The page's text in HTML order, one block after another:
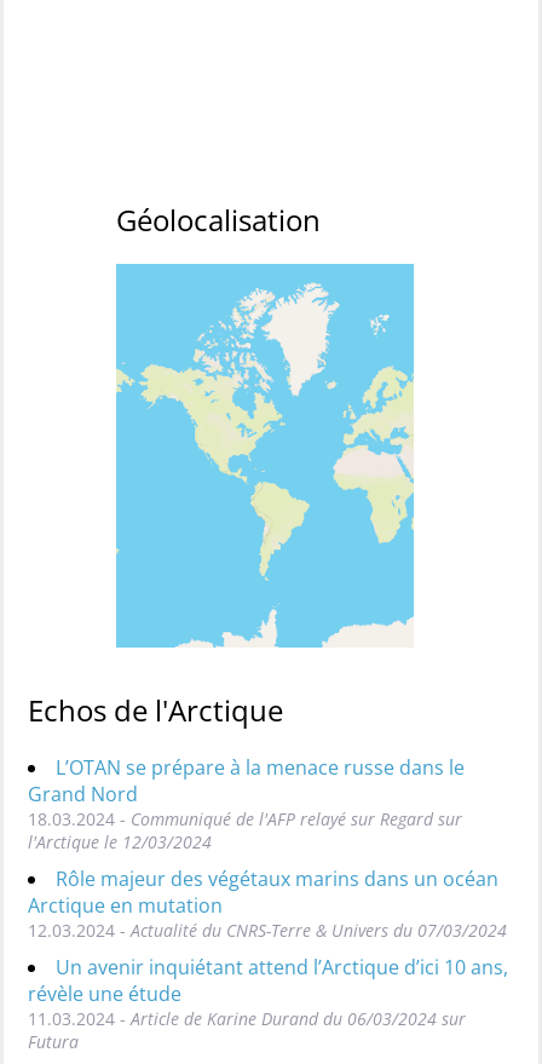
Géolocalisation
Echos de l'Arctique
L’OTAN se prépare à la menace russe dans le
Grand Nord
18.03.2024 - Communiqué de l'AFP relayé sur Regard sur
l'Arctique le 12/03/2024
Rôle majeur des végétaux marins dans un océan
Arctique en mutation
12.03.2024 -Actualité du CNRS-Terre & Univers du 07/03/2024
Un avenir inquiétant attend l’Arctique d’ici 10 ans,
révèle une étude
11.03.2024 -Article de Karine Durand du 06/03/2024 sur
Futura